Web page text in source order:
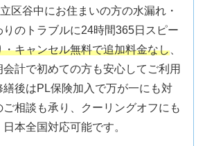
区谷中にお住まいの方の水漏れ・
のトラブルに24時間365日スピー
・キャンセル無料で追加料金なし
計で初めての方も安心してご利用
繕後はPL保険加入で万が一にも対
相談も承り、クーリングオフにも
本全国対応可能です。